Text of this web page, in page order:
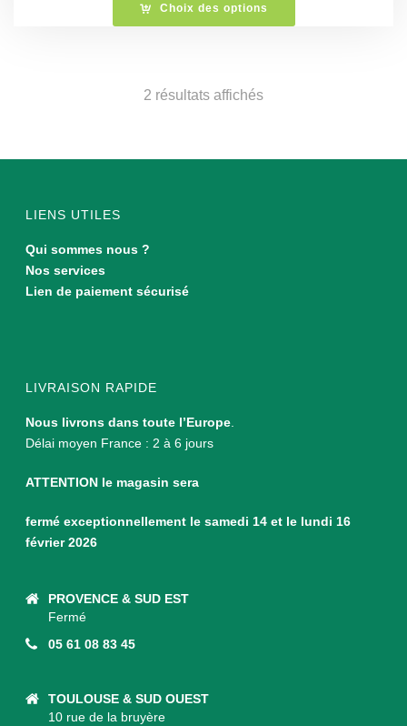
Choix des options
2 résultats affichésTrié
LIENS UTILES
Qui sommes nous ?
Nos services
Lien de paiement sécurisé
LIVRAISON RAPIDE
Nous livrons dans toute l’Europe
Délai moyen France : 2 à 6 jours
ATTENTION le magasin sera
fermé exceptionnellement le samedi 14 et le lundi 16
février 2026
PROVENCE & SUD EST
Fermé
05 61 08 83 45
TOULOUSE & SUD OUEST
10 rue de la bruyère